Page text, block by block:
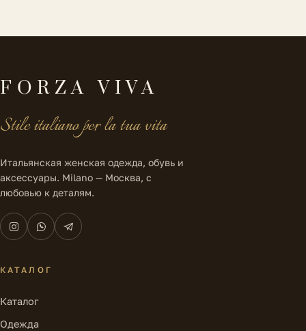
FORZA VIVA
Stile italiano per la tua vita
Итальянская женская одежда, обувь и
аксессуары. Milano — Москва, с
любовью к деталям.
КАТАЛОГ
Каталог
Одежда